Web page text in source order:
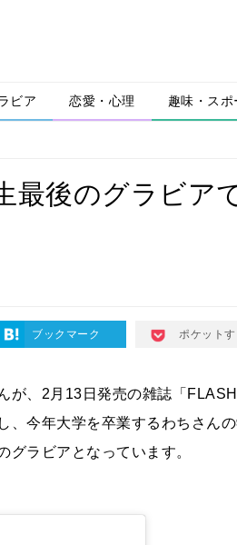
ビア 恋愛・心理 趣味・スポ
最後のグラビア
ブックマーク ポケットす
が、2月13日発売の雑誌「
、今年大学を卒業するわちさん
ラビアとなっています。